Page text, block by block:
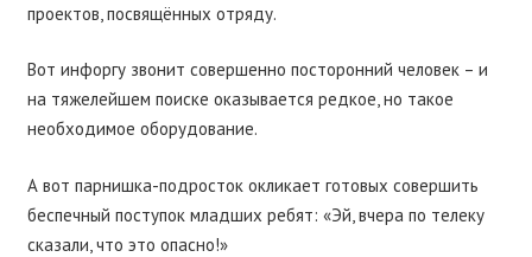
проектов, посвящённых отряду.
Вот инфоргу звонит совершенно посторонний человек – и
на тяжелейшем поиске оказывается редкое, но такое
необходимое оборудование.
А вот парнишка-подросток окликает готовых совершить
беспечный поступок младших ребят: «Эй, вчера по телеку
сказали, что это опасно!»